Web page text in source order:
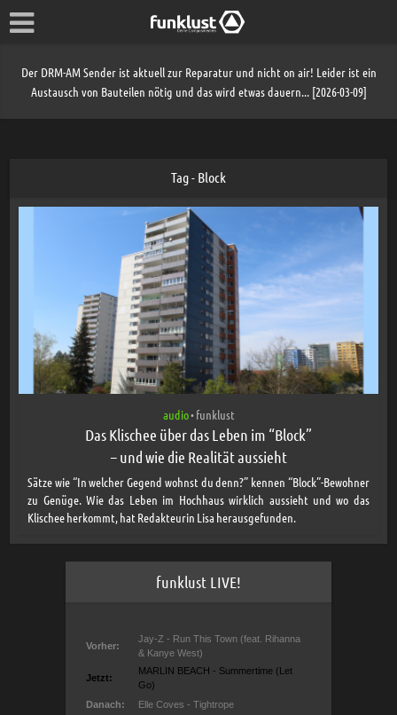
Der DRM-AM Sender ist aktuell zur Reparatur und nicht on air! Leider ist ein
Austausch von Bauteilen nötig und das wird etwas dauern... [2026-03-09]
Tag - Block
audio• funklust
Das Klischee über das Leben im “Block”
– und wie die Realität aussieht
Sätze wie “In welcher Gegend wohnst du denn?” kennen “Block”-Bewohner
zu Genüge. Wie das Leben im Hochhaus wirklich aussieht und wo das
Klischee herkommt, hat Redakteurin Lisa herausgefunden.
funklust LIVE!